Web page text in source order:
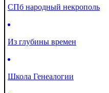
СПб народный некрополь
Из глубины времен
Школа Генеалогии